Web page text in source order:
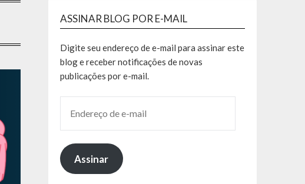
ASSINAR BLOG POR E-MAIL
Digite seu endereço de e-mail para assinar este
blog e receber notificações de novas
publicações por e-mail.
Assinar